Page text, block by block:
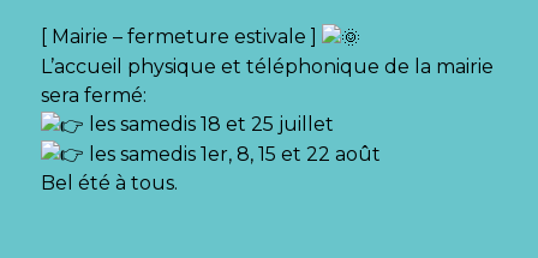
[ Mairie – fermeture estivale ]
L’accueil physique et téléphonique de la mairie
sera fermé:
les samedis 18 et 25 juillet
les samedis 1er, 8, 15 et 22 août
Bel été à tous.